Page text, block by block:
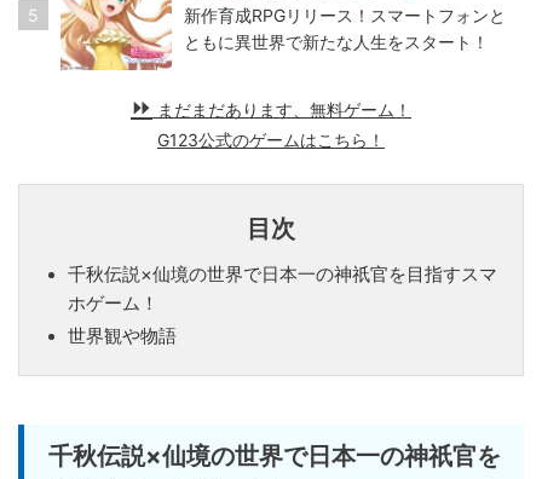
5
新作育成RPGリリース！スマートフォンと
ともに異世界で新たな人生をスタート！
まだまだあります、無料ゲーム！
G123公式のゲームはこちら！
目次
千秋伝説×仙境の世界で日本一の神祇官を目指すスマ
ホゲーム！
世界観や物語
千秋伝説×仙境の世界で日本一の神祇官を